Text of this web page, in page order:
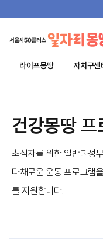
라이프몽땅 자치구센
건강몽땅 프
초심자를 위한 일반과정
다채로운 운동 프로그램
를 지원합니다.